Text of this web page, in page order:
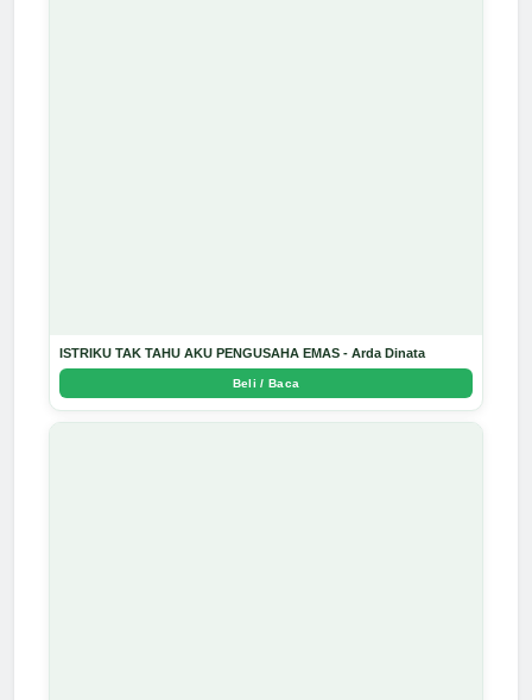
ISTRIKU TAK TAHU AKU PENGUSAHA EMAS - Arda Dinata
Beli / Baca